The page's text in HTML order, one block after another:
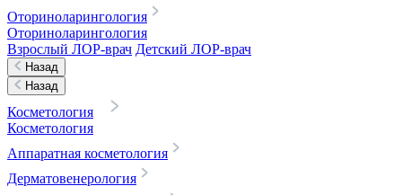
Оториноларингология
Оториноларингология
Взрослый ЛОР-врач Детский ЛОР-врач
Назад
Назад
Косметология
Косметология
Аппаратная косметология
Дерматовенерология